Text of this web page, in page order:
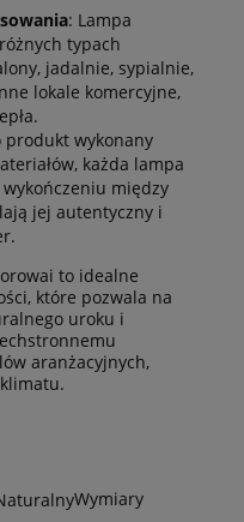
: Lampa
typach
jadalnie, sypialnie,
lokale komercyjne,
produkt wykonany
każda lampa
między
jej autentyczny i
to idealne
które pozwala na
uroku i
aranżacyjnych,
Wymiary